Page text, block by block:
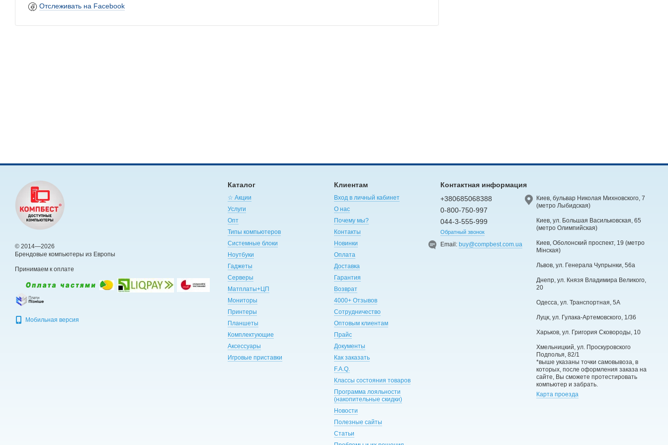
Отслеживать на Facebook
© 2014—2026
Брендовые компьютеры из Европы
Принимаем к оплате
Мобильная версия
Каталог
☆ Акции
Услуги
Опт
Типы компьютеров
Системные блоки
Ноутбуки
Гаджеты
Серверы
Матплаты+ЦП
Мониторы
Принтеры
Планшеты
Комплектующие
Аксессуары
Игровые приставки
Клиентам
Вход в личный кабинет
О нас
Почему мы?
Контакты
Новинки
Оплата
Доставка
Гарантия
Возврат
4000+ Отзывов
Сотрудничество
Оптовым клиентам
Прайс
Документы
Как заказать
F.A.Q.
Классы состояния товаров
Программа лояльности
(накопительные скидки)
Новости
Полезные сайты
Статьи
Контактная информация
+380685068388
0-800-750-997
044-3-555-999
Обратный звонок
Email:buy@compbest.com.ua
Киев, бульвар Николая Михновского, 7
(метро Лыбидская)
Киев, ул. Большая Васильковская, 65
(метро Олимпийская)
Киев, Оболонский проспект, 19 (метро
Мінская)
Львов, ул. Генерала Чупрынки, 56а
Днепр, ул. Князя Владимира Великого,
20
Одесса, ул. Транспортная, 5А
Луцк, ул. Гулака-Артемовского, 1/36
Харьков, ул. Григория Сковороды, 10
Хмельницкий, ул. Проскуровского
Подполья, 82/1
*выше указаны точки самовывоза, в
которых, после оформления заказа на
сайте, Вы сможете протестировать
компьютер и забрать.
Карта проезда